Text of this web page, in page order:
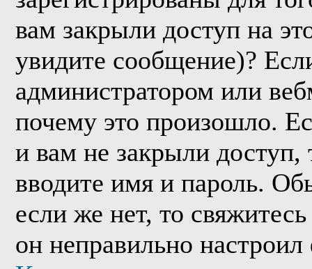
вам закрыли доступ на
увидите сообщение)?
администратором или
почему это произошло.
и вам не закрыли доступ,
вводите имя и пароль.
если же нет, то
он неправильно